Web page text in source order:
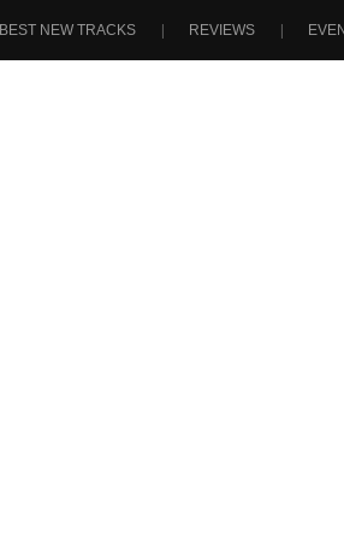
BEST NEW TRACKS REVIEWS